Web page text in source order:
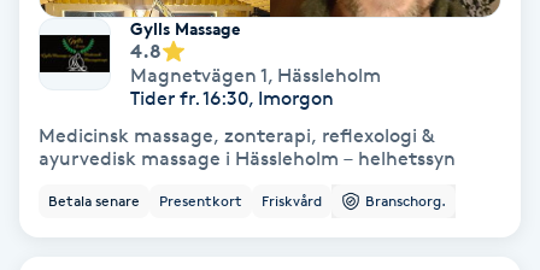
Läpptatuering
Makeup
Manikyr & Pedikyr
Gylls Massage
4.8
Magnetvägen 1, Hässleholm
Tider fr. 16:30, Imorgon
Medicinsk massage, zonterapi, reflexologi &
ayurvedisk massage i Hässleholm – helhetssyn
Betala senare Presentkort Friskvård Branschorg.